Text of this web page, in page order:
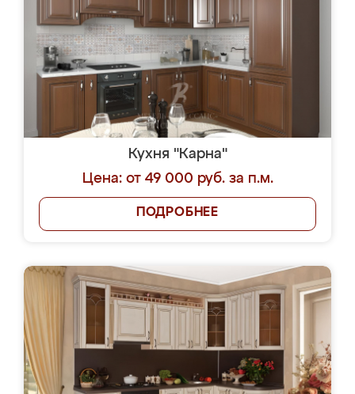
Кухня "Карна"
Цена: от 49 000 руб. за п.м.
ПОДРОБНЕЕ